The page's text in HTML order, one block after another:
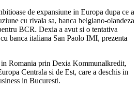
de expansiune in Europa dupa ce a
cu rivala sa, banca belgiano-olandeza
BCR. Dexia a avut si o tentativa
banca italiana San Paolo IMI, prezenta
in Romania prin Dexia Kommunalkredit,
Centrala si de Est, care a deschis in
in Bucuresti.